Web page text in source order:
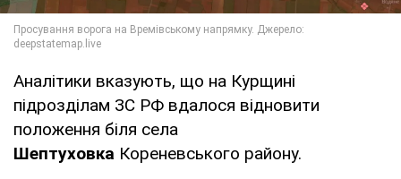
Аналітики вказують, що на Курщині
підрозділам ЗС РФ вдалося відновити
положення біля села
Шептуховка Кореневського району.